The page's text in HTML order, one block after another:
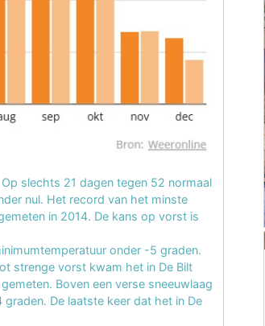
slechts 21 dagen tegen 52 normaal
nul. Het record van het minste
in 2014. De kans op vorst is
onder -5 graden.
strenge vorst kwam het in De Bilt
Boven een verse sneeuwlaag
De laatste keer dat het in De